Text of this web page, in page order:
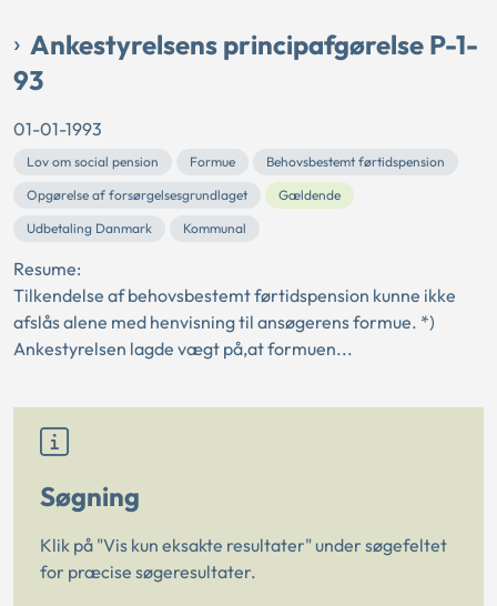
Ankestyrelsens principafgørelse P-1-
93
01-01-1993
Lov om social pension Formue
Behovsbestemt førtidspension
Opgørelse af forsørgelsesgrundlaget
Gældende
Udbetaling Danmark
Kommunal
Resume:
Tilkendelse af behovsbestemt førtidspension kunne ikke
afslås alene med henvisning til ansøgerens formue. *)
Ankestyrelsen lagde vægt på,at formuen...
Søgning
Klik på "Vis kun eksakte resultater" under søgefeltet
for præcise søgeresultater.